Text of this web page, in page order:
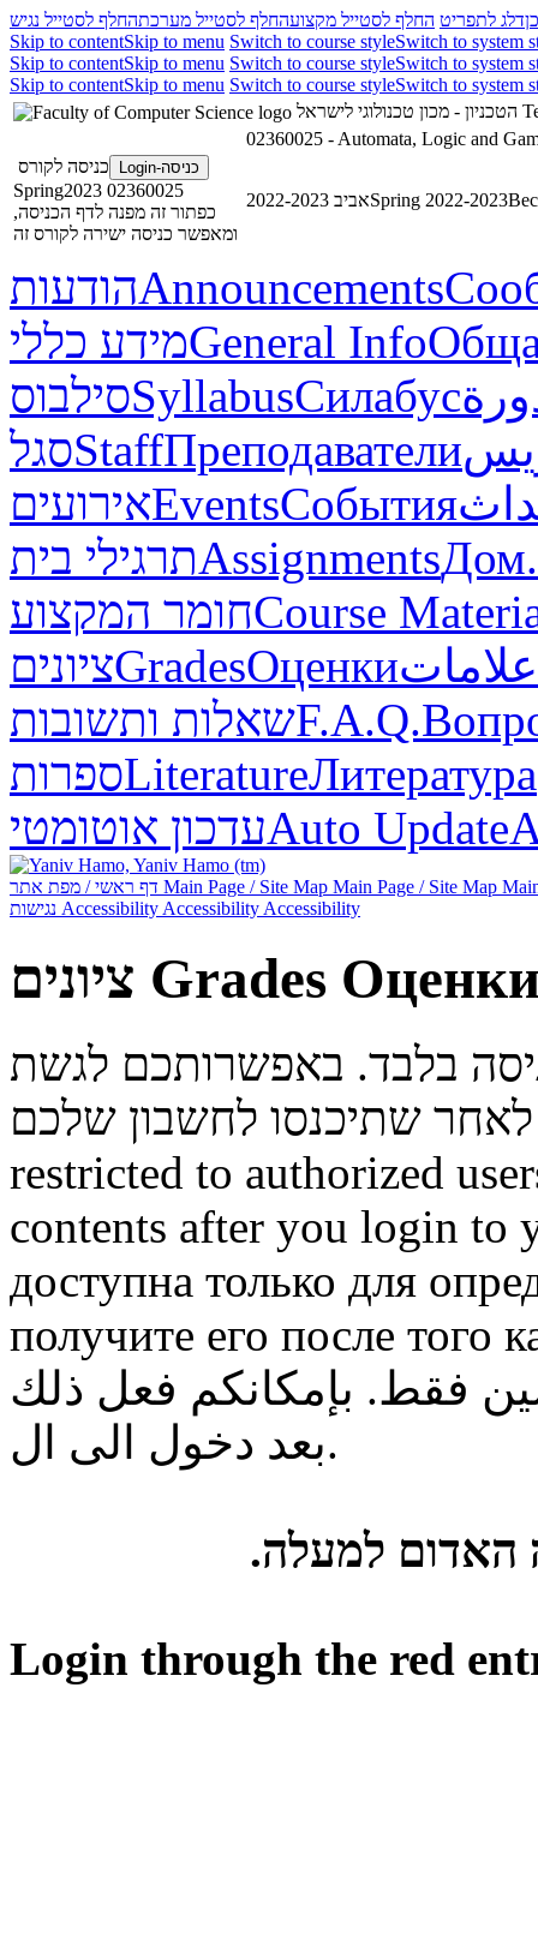
דלג לתפריט החלף לסטייל מקצועהחלף לסטייל מערכתהחלף לסטייל נגיש
Skip to contentSkip to menu Switch to course styleSwitch to system
Skip to contentSkip to menu Switch to course styleSwitch to system
Skip to contentSkip to menu Switch to course styleSwitch to system
02360025 - Automata, Logic and
כניסה-Login
כניסה לקורס
02360025 Spring2023
כפתור זה מפנה לדף הכניסה,
ומאפשר כניסה ישירה לקורס זה
אביב 2022-2023Spring 2022-2023
הודעותAnnouncements
מידע כלליGeneral Info
סילבוסSyllabusСилабус
סגלStaffПреподаватели
אירועיםEventsСобытия
תרגילי ביתAssignmentsДом.
חומר המקצועCourse
ציוניםGradesОценкиعلامات
שאלות ותשובותF.A.Q.
ספרותLiteratureЛитература
עדכון אוטומטיAuto Update
Main Page / Site Map Main Page / Site Map
Accessibility Accessibility Accessibility
ציונים Grades
בלבד. באפשרותכם לגשת
restricted to authorized
contents after you login to
доступна только для
получите его после того
فقط. بإمكانكم فعل ذلك
بعد دخول الى ال.
האדום למעלה.
Login through the red